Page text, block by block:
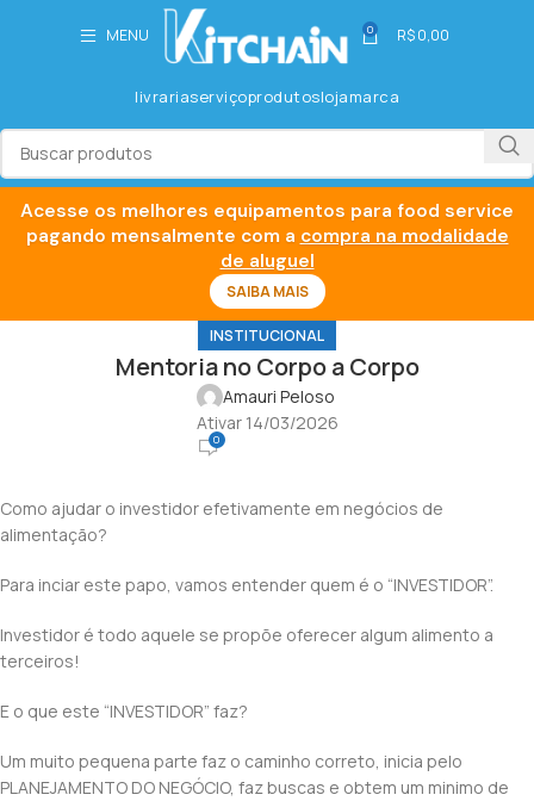
MENU 0 R$0,00
livrariaserviçoprodutoslojamarca
INSTITUCIONAL
Mentoria no Corpo a Corpo
Amauri Peloso
Ativar 14/03/2026
0
Como ajudar o investidor efetivamente em negócios de
alimentação?
Para inciar este papo, vamos entender quem é o “INVESTIDOR”.
Investidor é todo aquele se propõe oferecer algum alimento a
terceiros!
E o que este “INVESTIDOR” faz?
Um muito pequena parte faz o caminho correto, inicia pelo
PLANEJAMENTO DO NEGÓCIO, faz buscas e obtem um minimo de
Acesse os melhores equipamentos para food service
pagando mensalmente com a compra na modalidade
de aluguel
SAIBA MAIS